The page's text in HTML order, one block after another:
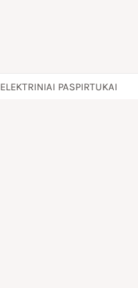
ELEKTRINIAI PASPIRTUKAI